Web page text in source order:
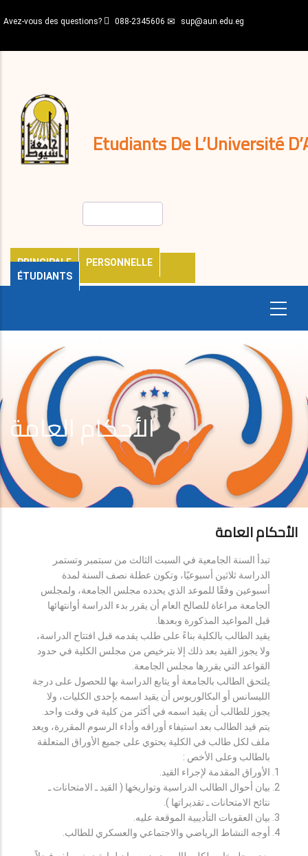
au
principal
Avez-vous des questions? 088-2345606 sup@aun.edu.eg
Etudiants De L’Université
PRINCIPALE
PERSONNELLE
ÉTUDIANTS
décisions
Expatriés
Journal
الأحكام العامة
الأحكام العامة
تبدأ السنة الجامعية في السبت الثالث من سبتمبر وتستمر
الدراسة ثلاثين أسبوعيًا، وتكون عطلة نصف السنة لمدة
أسبوعين وفقًا للموعد الذي يحدده مجلس الجامعة، ولمجلس
الجامعة مراعاة للصالح العام أن يقرر بدء الدراسة أوانتهائها
قبل المواعيد المذكورة وبعدها.
يقيد الطالب بالكلية بناءً على طلب يقدمه قبل افتتاح الدراسة،
ولا يجوز القيد بعد ذلك إلا بترخيص من مجلس الكلية في حدود
القواعد التي يقررها مجلس الجامعة.
يلتحق الطالب بالجامعة أو يتابع الدراسة بها للحصول على درجة
الليسانس أو البكالوريوس أن يقيد اسمه بإحدى الكليات، ولا
يجوز للطالب أن يقيد اسمه في أكثر من كلية في وقت واحد.
يتم قيد الطالب بعد استيفاء أوراقه وأداء الرسوم المقررة، ويعد
ملف لكل طالب في الكلية يحتوي على جميع الأوراق المتعلقة
بالطالب وعلى الأخص :
الأوراق المقدمة لإجراء القيد.
بيان أحوال الطالب الدراسية وتواريخها ( القيد ـ الامتحانات ـ
نتائح الامتحانات ـ تقديراتها ).
بيان العقوبات التأديبية الموقعة عليه.
أوجه النشاط الرياضي والاجتماعي والعسكري للطالب.